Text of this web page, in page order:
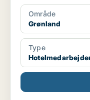
Område
Grønland
Type